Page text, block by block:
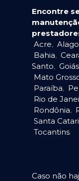
Encontre
Acre,
Bahia,
Santo, Goiás
Mato
Paraíba,
Rio de
Rondônia,
Santa
Tocantins.
Caso não